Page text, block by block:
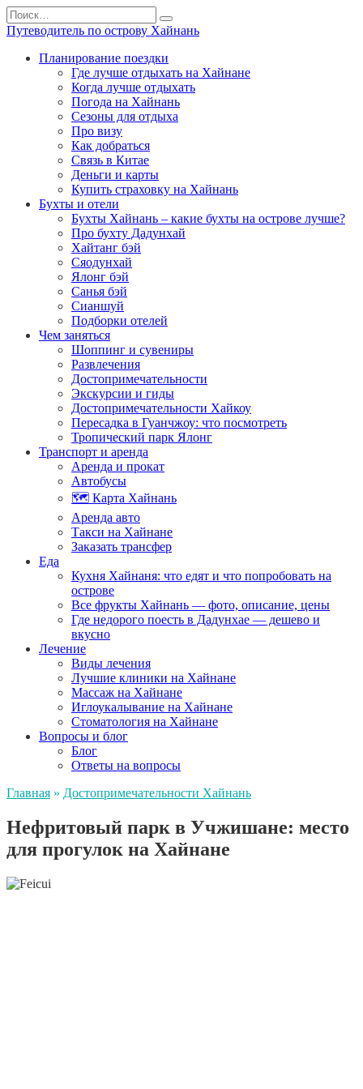
Перейти
к
содержанию
Search
for:
Путеводитель по острову Хайнань
Планирование поездки
Где лучше отдыхать на Хайнане
Когда лучше отдыхать
Погода на Хайнань
Сезоны для отдыха
Про визу
Как добраться
Связь в Китае
Деньги и карты
Купить страховку на Хайнань
Бухты и отели
Бухты Хайнань – какие бухты на острове лучше?
Про бухту Дадунхай
Хайтанг бэй
Сяодунхай
Ялонг бэй
Санья бэй
Сианшуй
Подборки отелей
Чем заняться
Шоппинг и сувениры
Развлечения
Достопримечательности
Экскурсии и гиды
Достопримечательности Хайкоу
Пересадка в Гуанчжоу: что посмотреть
Тропический парк Ялонг
Транспорт и аренда
Аренда и прокат
Автобусы
🗺️ Карта Хайнань
Аренда авто
Такси на Хайнане
Заказать трансфер
Еда
Кухня Хайнаня: что едят и что попробовать на
острове
Все фрукты Хайнань — фото, описание, цены
Где недорого поесть в Дадунхае — дешево и
вкусно
Лечение
Виды лечения
Лучшие клиники на Хайнане
Массаж на Хайнане
Иглоукалывание на Хайнане
Стоматология на Хайнане
Вопросы и блог
Блог
Ответы на вопросы
Главная » Достопримечательности Хайнань
Нефритовый парк в Учжишане: место
для прогулок на Хайнане